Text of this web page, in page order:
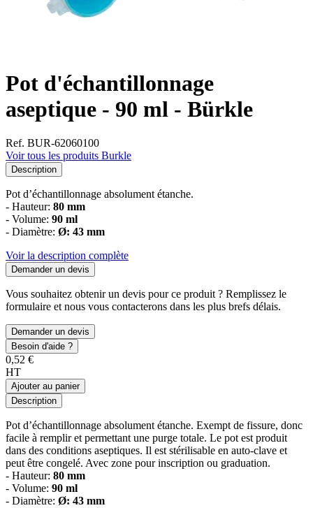
Pot d'échantillonnage
aseptique - 90 ml - Bürkle
Ref. BUR-62060100
Voir tous les produits Burkle
Description
Pot d’échantillonnage absolument étanche.
- Hauteur: 80 mm
- Volume: 90 ml
- Diamètre: Ø: 43 mm
Voir la description complète
Demander un devis
Vous souhaitez obtenir un devis pour ce produit ? Remplissez le
formulaire et nous vous contacterons dans les plus brefs délais.
Demander un devis
Besoin d'aide ?
0,52 €
HT
Ajouter au panier
Description
Pot d’échantillonnage absolument étanche. Exempt de fissure, donc
facile à remplir et permettant une purge totale. Le pot est produit
dans des conditions aseptiques. Il est stérilisable en auto-clave et
peut être congelé. Avec zone pour inscription ou graduation.
- Hauteur: 80 mm
- Volume: 90 ml
- Diamètre: Ø: 43 mm